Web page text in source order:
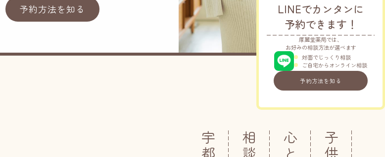
LINEでカンタンに
予約できます！
厚麗堂薬局では、
お好みの相談方法が選べます
対面でじっくり相談
ご自宅からオンライン相談
予約方法を知る
予約方法を知る